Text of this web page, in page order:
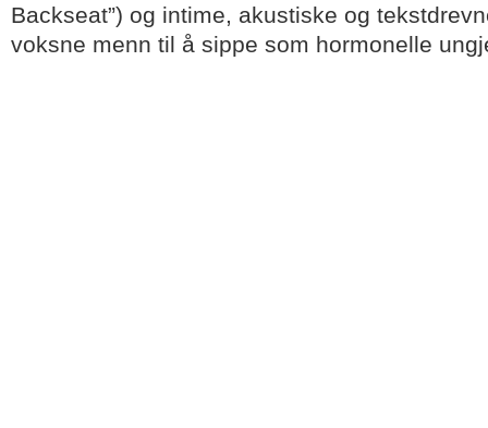
Backseat”) og intime, akustiske og
voksne menn til å sippe som hormonelle